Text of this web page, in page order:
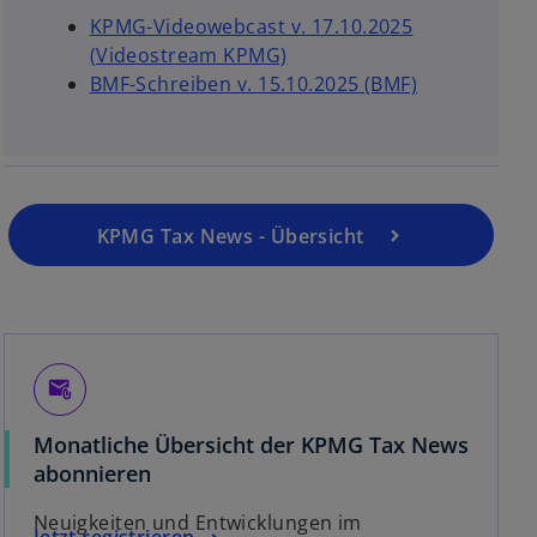
KPMG-Videowebcast v. 17.10.2025
(Videostream KPMG)
i
n
e
r
e
R
BMF-Schreiben v. 15.10.2025 (BMF)
i
e
u
KPMG Tax News - Übersicht
attach_email
Monatliche Übersicht der KPMG Tax News
abonnieren
Neuigkeiten und Entwicklungen im